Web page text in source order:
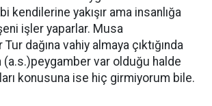
kendilerine yakışır ama insanlığa
işler yaparlar. Musa
dağına vahiy almaya çıktığında
(a.s.)peygamber var olduğu halde
konusuna ise hiç girmiyorum bile.